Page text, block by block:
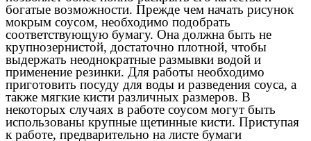
богатые возможности. Прежде чем начать рисунок
мокрым соусом, необходимо подобрать
соответствующую бумагу. Она должна быть не
крупнозернистой, достаточно плотной, чтобы
выдержать неоднократные размывки водой и
применение резинки. Для работы необходимо
приготовить посуду для воды и разведения соуса, а
также мягкие кисти различных размеров. В
некоторых случаях в работе соусом могут быть
использованы крупные щетинные кисти. Приступая
к работе, предварительно на листе бумаги